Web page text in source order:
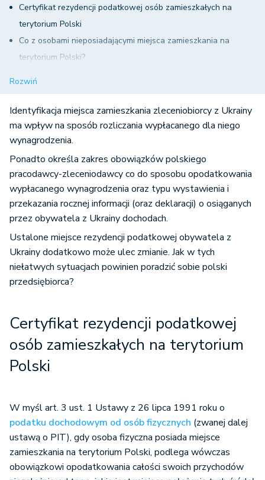
Certyfikat rezydencji podatkowej osób zamieszkałych na
terytorium Polski
Co z osobami nieposiadającymi miejsca zamieszkania na
terytorium Polski?
Obowiązki przedsiębiorcy jako płatnika podatku od
wypłaconych wynagrodzeń
Uwagi dotyczące ustalania właściwej rezydencji podatkowej
dla obywatela Ukrainy
Umowa zlecenie z obywatelem Ukrainy posiadającym
ukraiński certyfikat rezydencji a ustalenie kraju rezydencji
podatkowej
Umowa zlecenie z obywatelem Ukrainy, który przedłożył
oświadczenie, gdzie znajduje się centrum interesów życiowych
Zmiana treści oświadczenia przedłożonego przez
zleceniobiorcę z Ukrainy
Rozwiń
Identyfikacja miejsca zamieszkania zleceniobiorcy z Ukrainy
ma wpływ na sposób rozliczania wypłacanego dla niego
wynagrodzenia.
Ponadto określa zakres obowiązków polskiego
pracodawcy-zleceniodawcy co do sposobu opodatkowania
wypłacanego wynagrodzenia oraz typu wystawienia i
przekazania rocznej informacji (oraz deklaracji) o osiąganych
przez obywatela z Ukrainy dochodach.
Ustalone miejsce rezydencji podatkowej obywatela z
Ukrainy dodatkowo może ulec zmianie. Jak w tych
niełatwych sytuacjach powinien poradzić sobie polski
przedsiębiorca?
Certyfikat rezydencji podatkowej
osób zamieszkałych na terytorium
Polski
W myśl art. 3 ust. 1 Ustawy z 26 lipca 1991 roku o
podatku dochodowym od osób fizycznych (zwanej dalej
ustawą o PIT), gdy osoba fizyczna posiada miejsce
zamieszkania na terytorium Polski, podlega wówczas
obowiązkowi opodatkowania całości swoich przychodów